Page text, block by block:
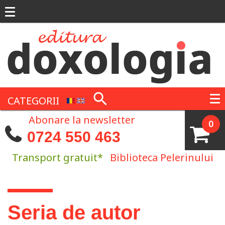
CATEGORII
0
Abonare la newsletter
0724 550 463
Transport gratuit* Biblioteca Pelerinului
Eşti aici
Seria de autor